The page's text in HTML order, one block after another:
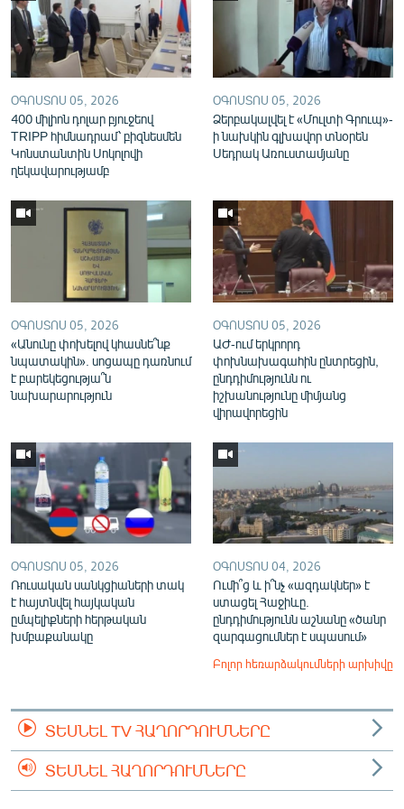
English
Русский
ՀԵՏԵՎԵՔ ՄԵԶ
«Ազատության» բոլոր կայքերը
ՕԳՈՍՏՈՍ 05, 2026
400 միլիոն դոլար բյուջեով
TRIPP հիմնադրամ՝ բիզնեսմեն
Կոնստանտին Սոկոլովի
ղեկավարությամբ
ՕԳՈՍՏՈՍ 05, 2026
Ձերբակալվել է «Մուլտի Գրուպ»-
ի նախկին գլխավոր տնօրեն
Սեդրակ Առուստամյանը
ՕԳՈՍՏՈՍ 05, 2026
«Անունը փոխելով կհասնե՞նք
նպատակին». սոցապը դառնում
է բարեկեցությա՞ն
նախարարություն
ՕԳՈՍՏՈՍ 05, 2026
ԱԺ-ում երկրորդ
փոխնախագահին ընտրեցին,
ընդդիմությունն ու
իշխանությունը միմյանց
վիրավորեցին
ՕԳՈՍՏՈՍ 05, 2026
Ռուսական սանկցիաների տակ
է հայտնվել հայկական
ըմպելիքների հերթական
խմբաքանակը
ՕԳՈՍՏՈՍ 04, 2026
Ումի՞ց և ի՞նչ «ազդակներ» է
ստացել Հաջիևը.
ընդդիմությունն աշնանը «ծանր
զարգացումներ է սպասում»
Բոլոր հեռարձակումների արխիվը
ՏԵՍՆԵԼ TV ՀԱՂՈՐԴՈՒՄՆԵՐԸ
ՏԵՍՆԵԼ ՀԱՂՈՐԴՈՒՄՆԵՐԸ